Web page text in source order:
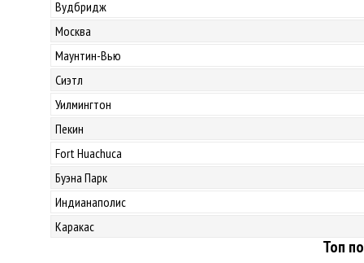
Вудбридж
Москва
Маунтин-Вью
Сиэтл
Уилмингтон
Пекин
Fort Huachuca
Буэна Парк
Индианаполис
Каракас
Топ